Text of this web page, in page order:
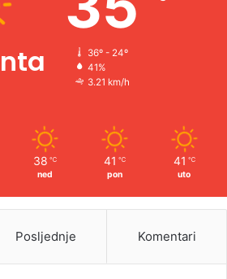
36º - 24º
41%
3.21 km/h
38 ℃
ned
41 ℃
pon
41 ℃
uto
Posljednje Komentari